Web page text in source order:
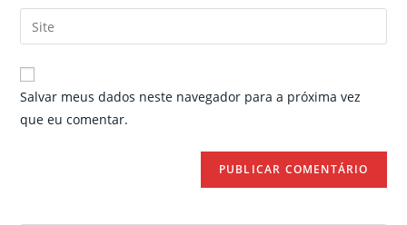
comment
email
address
comment
Enter
your
website
URL
Salvar meus dados neste navegador para a próxima vez
que eu comentar.